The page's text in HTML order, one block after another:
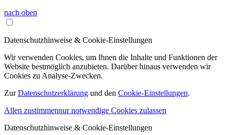
nach oben
Datenschutzhinweise & Cookie-Einstellungen
Wir verwenden Cookies, um Ihnen die Inhalte und Funktionen der
Website bestmöglich anzubieten. Darüber hinaus verwenden wir
Cookies zu Analyse-Zwecken.
ZurDatenschutzerklärung und den Cookie-Einstellungen.
Allen zustimmennur notwendige Cookies zulassen
Datenschutzhinweise & Cookie-Einstellungen